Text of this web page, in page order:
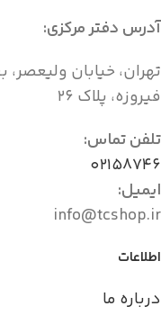
آدرس دفتر مرکزی:
تهران، خیابان ولیعصر،
فیروزه، پلاک ۲۶
تلفن تماس:
۰۲۱۵۸۷۴۶
ایمیل:
info@tcshop.ir
اطلاعات
درباره ما